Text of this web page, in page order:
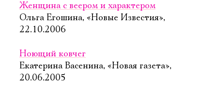
Женщина с веером и характером
Ольга Егошина, «Новые Известия»,
22.10.2006
Ноющий ковчег
Екатерина Васенина, «Новая газета»,
20.06.2005